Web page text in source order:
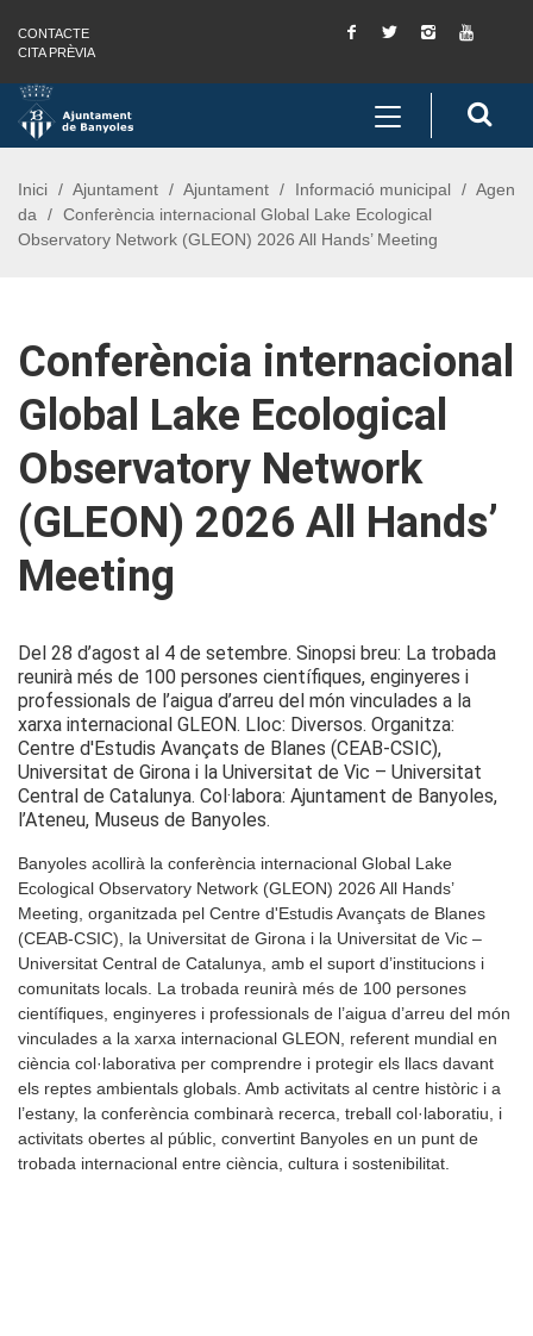
Saltar al contingut
Saltar a la navegació
Informació de contacte
CONTACTE
CITA PRÈVIA
Facebook
Twitter Instagram
Toggle
navigation
Inici Ajuntament Ajuntament Informació municipal
Agen
da
Conferència internacional Global Lake Ecological
Observatory Network (GLEON) 2026 All Hands’ Meeting
Conferència internacional
Global Lake Ecological
Observatory Network
(GLEON) 2026 All Hands’
Meeting
Del 28 d’agost al 4 de setembre. Sinopsi breu: La trobada
reunirà més de 100 persones científiques, enginyeres i
professionals de l’aigua d’arreu del món vinculades a la
xarxa internacional GLEON. Lloc: Diversos. Organitza:
Centre d'Estudis Avançats de Blanes (CEAB-CSIC),
Universitat de Girona i la Universitat de Vic – Universitat
Central de Catalunya. Col·labora: Ajuntament de Banyoles,
l’Ateneu, Museus de Banyoles.
Banyoles acollirà la conferència internacional Global Lake
Ecological Observatory Network (GLEON) 2026 All Hands’
Meeting, organitzada pel Centre d'Estudis Avançats de Blanes
(CEAB-CSIC), la Universitat de Girona i la Universitat de Vic –
Universitat Central de Catalunya, amb el suport d’institucions i
comunitats locals. La trobada reunirà més de 100 persones
científiques, enginyeres i professionals de l’aigua d’arreu del món
vinculades a la xarxa internacional GLEON, referent mundial en
ciència col·laborativa per comprendre i protegir els llacs davant
els reptes ambientals globals. Amb activitats al centre històric i a
l’estany, la conferència combinarà recerca, treball col·laboratiu, i
activitats obertes al públic, convertint Banyoles en un punt de
trobada internacional entre ciència, cultura i sostenibilitat.